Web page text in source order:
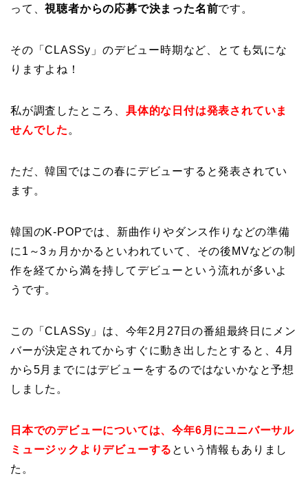
って、視聴者からの応募で決まった名前です。
その「CLASSy」のデビュー時期など、とても気にな
りますよね！
私が調査したところ、 具体的な日付は発表されていま
せんでした 。
ただ、韓国ではこの春にデビューすると発表されてい
ます。
韓国のK-POPでは、新曲作りやダンス作りなどの準備
に1～3ヵ月かかるといわれていて、その後MVなどの制
作を経てから満を持してデビューという流れが多いよ
うです。
この「CLASSy」は、今年2月27日の番組最終日にメン
バーが決定されてからすぐに動き出したとすると、4月
から5月までにはデビューをするのではないかなと予想
しました。
日本でのデビューについては、今年6月にユニバーサル
ミュージックよりデビューする という情報もありまし
た。